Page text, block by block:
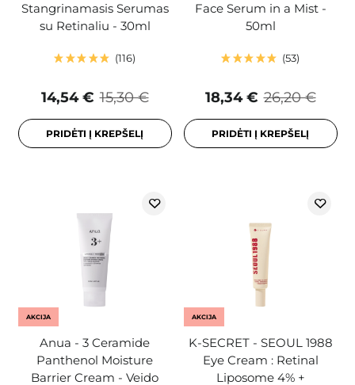
Stangrinamasis Serumas
su Retinaliu - 30ml
116
15,30 €
14,54 €
PRIDĖTI Į KREPŠELĮ
Face Serum in a Mist -
50ml
53
26,20 €
18,34 €
PRIDĖTI Į KREPŠELĮ
AKCIJA
Anua - 3 Ceramide
Panthenol Moisture
Barrier Cream - Veido
AKCIJA
K-SECRET - SEOUL 1988
Eye Cream : Retinal
Liposome 4% +